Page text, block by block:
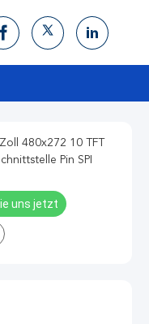
480x272 10 TFT
Pin SPI
uns jetzt